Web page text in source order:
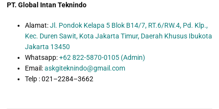
PT. Global Intan Teknindo
Alamat:Jl. Pondok Kelapa 5 Blok B14/7, RT.6/RW.4, Pd. Klp.,
Kec. Duren Sawit, Kota Jakarta Timur, Daerah Khusus Ibukota
Jakarta 13450
Whatsapp: +62 822-5870-0105 (Admin)
Email:askgiteknindo@gmail.com
Telp : 021–2284–3662